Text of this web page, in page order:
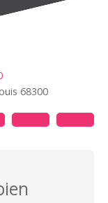
68300